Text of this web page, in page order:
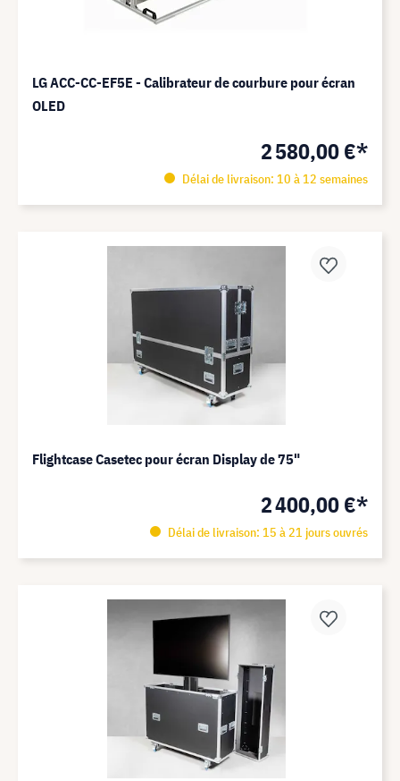
LG ACC-CC-EF5E - Calibrateur de courbure pour écran
OLED
2 580,00 €*
Délai de livraison: 10 à 12 semaines
Flightcase Casetec pour écran Display de 75"
2 400,00 €*
Délai de livraison: 15 à 21 jours ouvrés